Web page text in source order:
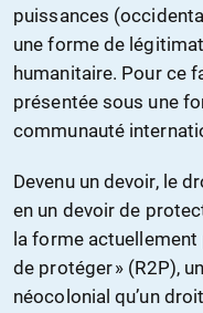
puissances
une forme de
humanitaire. Pour ce
présentée sous une
communauté
Devenu un devoir, le
en un devoir de
la forme
de protéger » (R2P),
néocolonial qu’un